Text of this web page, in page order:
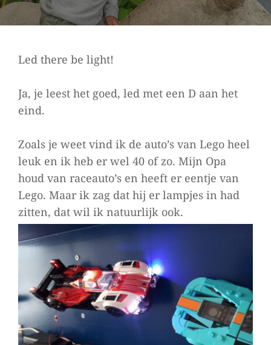
Led there be light!
Ja, je leest het goed, led met een D aan het
eind.
Zoals je weet vind ik de auto’s van Lego heel
leuk en ik heb er wel 40 of zo. Mijn Opa
houd van raceauto’s en heeft er eentje van
Lego. Maar ik zag dat hij er lampjes in had
zitten, dat wil ik natuurlijk ook.